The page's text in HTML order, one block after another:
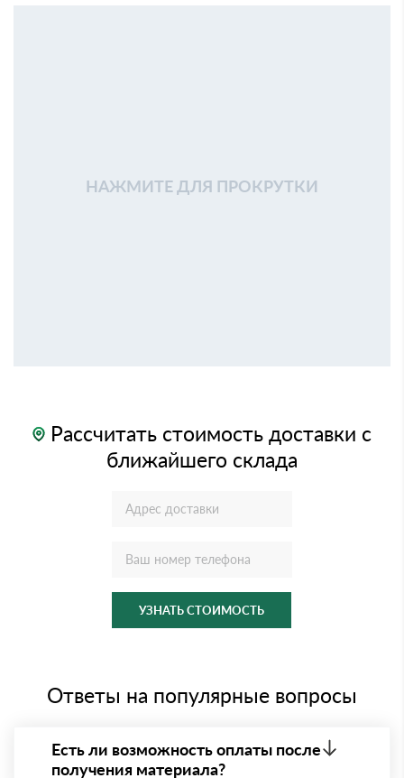
НАЖМИТЕ ДЛЯ ПРОКРУТКИ
Рассчитать стоимость доставки с
ближайшего склада
УЗНАТЬ СТОИМОСТЬ
Ответы на популярные вопросы
Есть ли возможность оплаты после
получения материала?